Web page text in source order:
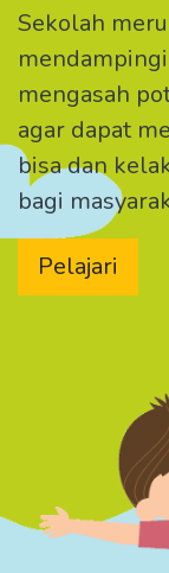
Sekolah
mengasah
agar dapat
bisa dan
bagi
Pelajari